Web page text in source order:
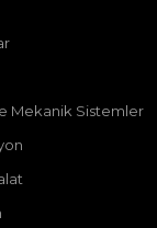
Mekanik Sistemler